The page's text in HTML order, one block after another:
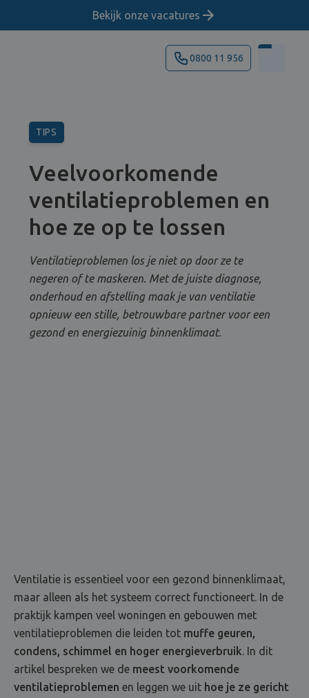
Bekijk onze vacatures
0800 11 956
TIPS
Veelvoorkomende
ventilatieproblemen en
hoe ze op te lossen
Ventilatieproblemen los je niet op door ze te
negeren of te maskeren. Met de juiste diagnose,
onderhoud en afstelling maak je van ventilatie
opnieuw een stille, betrouwbare partner voor een
gezond en energiezuinig binnenklimaat.
Ventilatie is essentieel voor een gezond binnenklimaat,
maar alleen als het systeem correct functioneert. In de
praktijk kampen veel woningen en gebouwen met
ventilatieproblemen die leiden tot muffe geuren,
condens, schimmel en hoger energieverbruik. In dit
artikel bespreken we de meest voorkomende
ventilatieproblemen en leggen we uit hoe je ze gericht